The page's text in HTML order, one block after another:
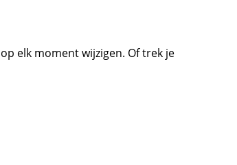
elk moment wijzigen. Of trek je